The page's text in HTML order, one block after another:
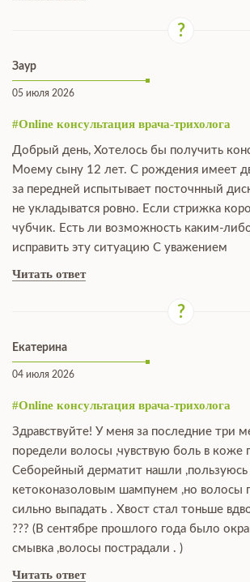
Заур
05 июля 2026
#Online консультация врача-трихолога
Добрый день, Хотелось бы получить
Моему сыну 12 лет. С рождения имеет
за передней испытывает посточнный
не укладыватся ровно. Если стрижка
чубчик. Есть ли возможность каким-
исправить эту ситуацию С уважением
Читать ответ
Екатерина
04 июля 2026
#Online консультация врача-трихолога
Здравствуйте! У меня за последние три
поредели волосы ,чувствую боль в коже
Себорейный дерматит нашли
кетоконазоловым шампунем ,но волосы
сильно выпадать . Хвост стал тоньше
??? (В сентябре прошлого года было
смывка ,волосы пострадали . )
Читать ответ